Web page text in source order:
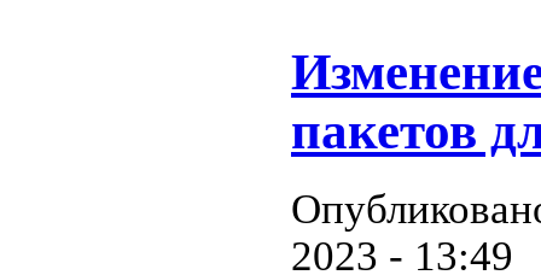
пакетов
2023 - 13:49